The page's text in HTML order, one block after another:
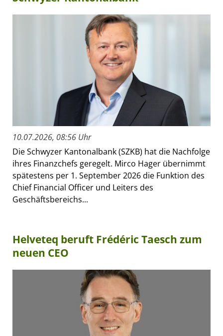
10.07.2026, 08:56 Uhr
Die Schwyzer Kantonalbank (SZKB) hat die Nachfolge
ihres Finanzchefs geregelt. Mirco Hager übernimmt
spätestens per 1. September 2026 die Funktion des
Chief Financial Officer und Leiters des
Geschäftsbereichs...
Helveteq beruft Frédéric Taesch zum
neuen CEO